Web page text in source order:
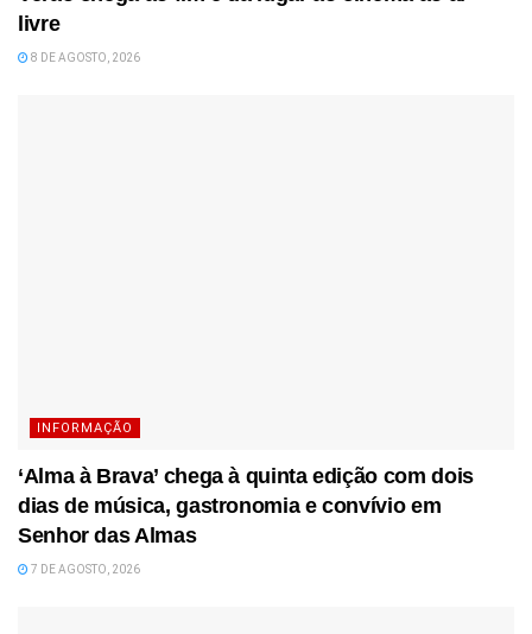
livre
8 DE AGOSTO, 2026
INFORMAÇÃO
‘Alma à Brava’ chega à quinta edição com dois
dias de música, gastronomia e convívio em
Senhor das Almas
7 DE AGOSTO, 2026